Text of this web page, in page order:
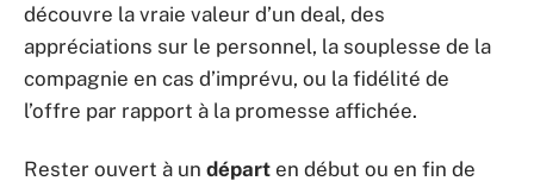
découvre la vraie valeur d’un deal, des
appréciations sur le personnel, la souplesse de la
compagnie en cas d’imprévu, ou la fidélité de
l’offre par rapport à la promesse affichée.
Rester ouvert à un départ en début ou en fin de